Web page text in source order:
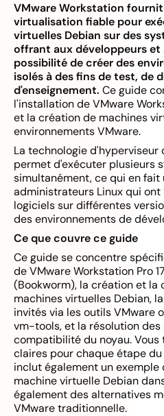
VMware Workstation
virtualisation fiable pour
virtuelles Debian sur des
offrant aux développeurs
possibilité de créer des
isolés à des fins de test, de
d'enseignement. Ce guide
l'installation de VMware
et la création de machines
environnements VMware.
La technologie d'hyperviseur
permet d'exécuter plusieurs
simultanément, ce qui en
administrateurs Linux qui
logiciels sur différentes
des environnements de
Ce que couvre ce guide
Ce guide se concentre
de VMware Workstation Pro
(Bookworm), la création et la
machines virtuelles Debian,
invités via les outils VMware
vm-tools, et la résolution
compatibilité du noyau.
claires pour chaque étape
inclut également un
machine virtuelle Debian
également des alternatives
VMware traditionnelle.